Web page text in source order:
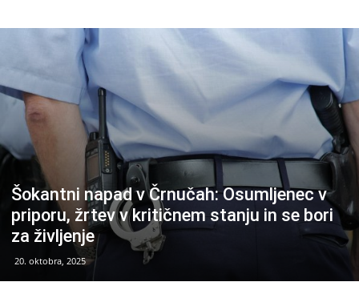
Šokantni napad v Črnučah: Osumljenec v
priporu, žrtev v kritičnem stanju in se bori
za življenje
20. oktobra, 2025